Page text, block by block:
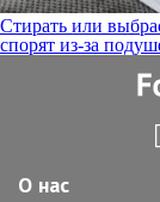
ДОМ И ЕДА
Навигация
по
Стирать или
спорят из-за
О нас